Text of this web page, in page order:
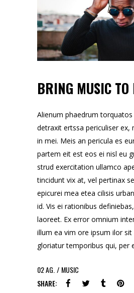
BRING MUSIC TO
Alienum phaedrum torquatos
detraxit ertssa periculiser ex,
in mei. Meis an pericula es
partem eit est eos ei nisl eu
strud exercitation ullamco
tincidunt vix at, vel pertinax
epicurei mea etea cilisis
id. Vis ei rationibus
laoreet. Ex error omnium
illum ea vim ore ipsum ilor
gloriatur temporibus qui, per
02AG.
MUSIC
SHARE: